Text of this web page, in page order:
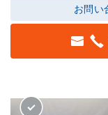
お問い